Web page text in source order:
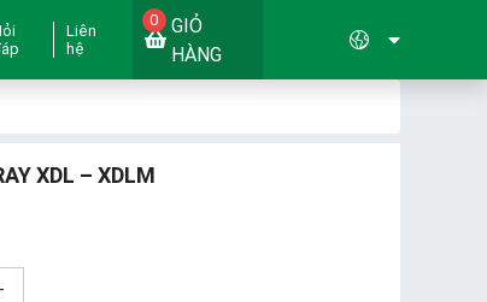
Liên
hệ
GIỎ
HÀNG
0
XDL – XDLM